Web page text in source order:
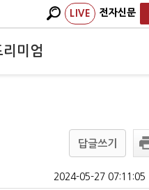
LIVE 전자신문
리미엄
답글쓰기
2024-05-27 07:11:05